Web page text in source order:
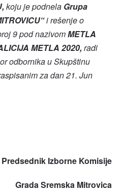
koju je podnela Grupa
i rešenje o
9 pod nazivomMETLA
METLA 2020,radi
odbornika u Skupštinu
za dan 21. Jun
Predsednik Izborne Komisije
Grada Sremska Mitrovica